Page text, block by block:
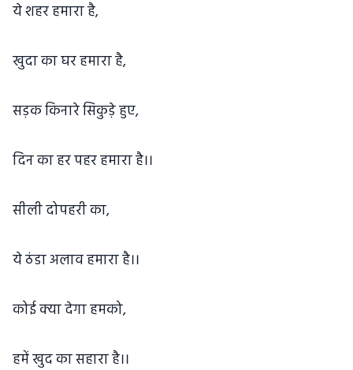
ये शहर हमारा है,
खुदा का घर हमारा है,
सड़क किनारे सिकुड़े हुए,
दिन का हर पहर हमारा है।।
सीली दोपहरी का,
ये ठंडा अलाव हमारा है।।
कोई क्या देगा हमको,
हमें खुद का सहारा है।।